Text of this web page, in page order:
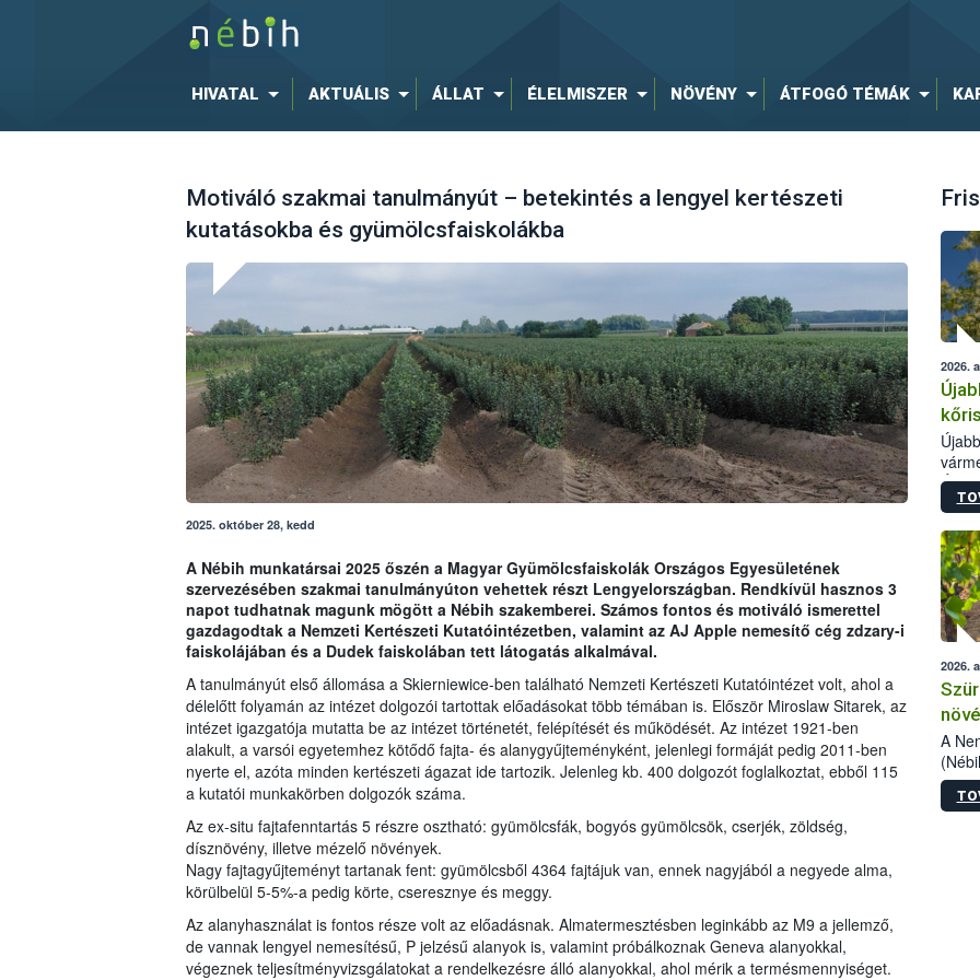
HIVATAL AKTUÁLIS ÁLLAT ÉLELMISZER NÖVÉNY ÁTFOGÓ TÉMÁK
Motiváló szakmai tanulmányút – betekintés a lengyel kertészeti
kutatásokba és gyümölcsfaiskolákba
2025. október 28, kedd
A Nébih munkatársai 2025 őszén a Magyar Gyümölcsfaiskolák Országos Egyesületének
szervezésében szakmai tanulmányúton vehettek részt Lengyelországban. Rendkívül hasznos 3
napot tudhatnak magunk mögött a Nébih szakemberei. Számos fontos és motiváló ismerettel
gazdagodtak a Nemzeti Kertészeti Kutatóintézetben, valamint az AJ Apple nemesítő cég zdzary-i
faiskolájában és a Dudek faiskolában tett látogatás alkalmával.
A tanulmányút első állomása a Skierniewice-ben található Nemzeti Kertészeti Kutatóintézet volt, ahol a
délelőtt folyamán az intézet dolgozói tartottak előadásokat több témában is. Először Miroslaw Sitarek, az
intézet igazgatója mutatta be az intézet történetét, felépítését és működését. Az intézet 1921-ben
alakult, a varsói egyetemhez kötődő fajta- és alanygyűjteményként, jelenlegi formáját pedig 2011-ben
nyerte el, azóta minden kertészeti ágazat ide tartozik. Jelenleg kb. 400 dolgozót foglalkoztat, ebből 115
a kutatói munkakörben dolgozók száma.
Az ex-situ fajtafenntartás 5 részre osztható: gyümölcsfák, bogyós gyümölcsök, cserjék, zöldség,
dísznövény, illetve mézelő növények.
Nagy fajtagyűjteményt tartanak fent: gyümölcsből 4364 fajtájuk van, ennek nagyjából a negyede alma,
körülbelül 5-5%-a pedig körte, cseresznye és meggy.
Az alanyhasználat is fontos része volt az előadásnak. Almatermesztésben leginkább az M9 a jellemző,
de vannak lengyel nemesítésű, P jelzésű alanyok is, valamint próbálkoznak Geneva alanyokkal,
végeznek teljesítményvizsgálatokat a rendelkezésre álló alanyokkal, ahol mérik a termésmennyiséget.
2026.
2026.
A